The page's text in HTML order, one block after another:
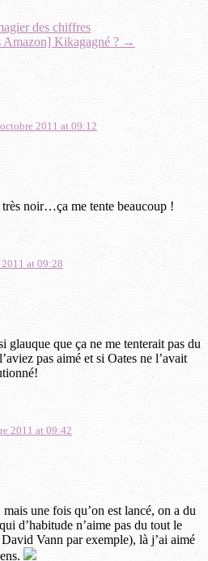
des chiffres
Amazon] Kikagagné ? →
2011 at 09:12
très noir…ça me tente beaucoup !
at 09:28
glauque que ça ne me tenterait pas du
pas aimé et si Oates ne l’avait
2011 at 09:42
une fois qu’on est lancé, on a du
d’habitude n’aime pas du tout le
Vann par exemple), là j’ai aimé